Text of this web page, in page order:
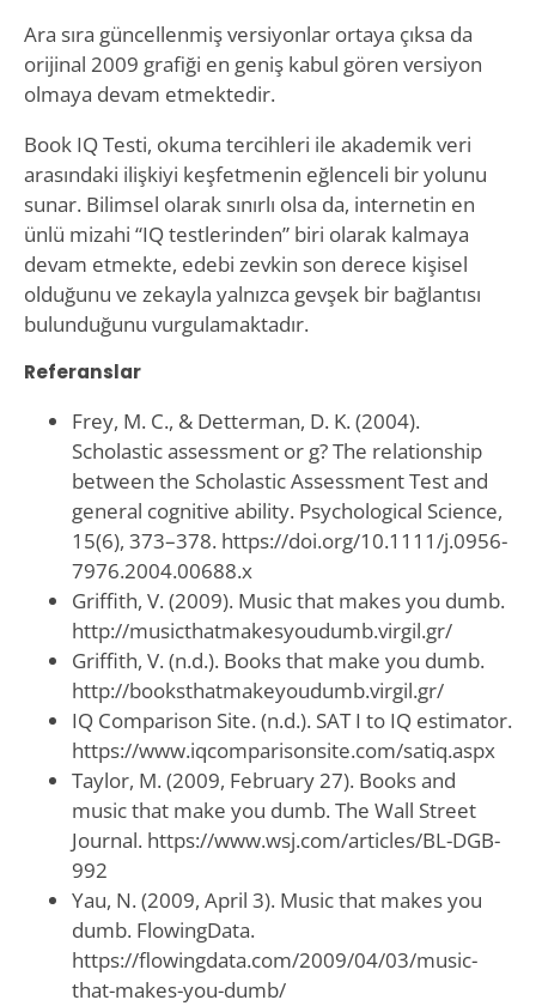
Ara sıra güncellenmiş versiyonlar ortaya çıksa da
orijinal 2009 grafiği en geniş kabul gören versiyon
olmaya devam etmektedir.
Book IQ Testi, okuma tercihleri ile akademik veri
arasındaki ilişkiyi keşfetmenin eğlenceli bir yolunu
sunar. Bilimsel olarak sınırlı olsa da, internetin en
ünlü mizahi “IQ testlerinden” biri olarak kalmaya
devam etmekte, edebi zevkin son derece kişisel
olduğunu ve zekayla yalnızca gevşek bir bağlantısı
bulunduğunu vurgulamaktadır.
Referanslar
Frey, M. C., & Detterman, D. K. (2004).
Scholastic assessment or g? The relationship
between the Scholastic Assessment Test and
general cognitive ability. Psychological Science,
15(6), 373–378. https://doi.org/10.1111/j.0956-
7976.2004.00688.x
Griffith, V. (2009). Music that makes you dumb.
http://musicthatmakesyoudumb.virgil.gr/
Griffith, V. (n.d.). Books that make you dumb.
http://booksthatmakeyoudumb.virgil.gr/
IQ Comparison Site. (n.d.). SAT I to IQ estimator.
https://www.iqcomparisonsite.com/satiq.aspx
Taylor, M. (2009, February 27). Books and
music that make you dumb. The Wall Street
Journal. https://www.wsj.com/articles/BL-DGB-
992
Yau, N. (2009, April 3). Music that makes you
dumb. FlowingData.
https://flowingdata.com/2009/04/03/music-
that-makes-you-dumb/